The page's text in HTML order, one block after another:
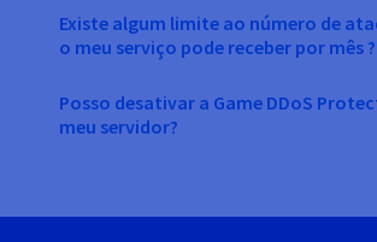
Existe algum limite ao número de
o meu serviço pode receber por mês ?
Posso desativar a Game DDoS
meu servidor?